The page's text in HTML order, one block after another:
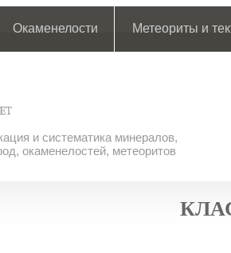
Окаменелости Метеориты и
и систематика минералов,
окаменелостей, метеоритов